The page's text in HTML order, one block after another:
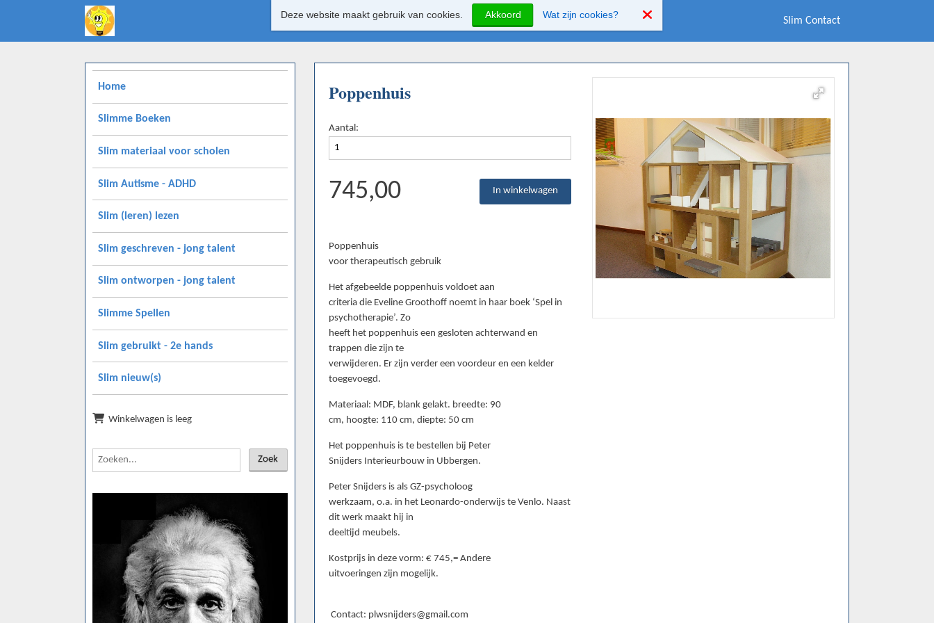
Slim Contact
Poppenhuis
Aantal:
745,00
Poppenhuis
voor therapeutisch gebruik
Het afgebeelde poppenhuis voldoet aan
criteria die Eveline Groothoff noemt in haar boek ‘Spel in
psychotherapie’. Zo
heeft het poppenhuis een gesloten achterwand en
trappen die zijn te
verwijderen. Er zijn verder een voordeur en een kelder
toegevoegd.
Materiaal: MDF, blank gelakt. breedte: 90
cm, hoogte: 110 cm, diepte: 50 cm
Het poppenhuis is te bestellen bij Peter
Snijders Interieurbouw in Ubbergen.
Peter Snijders is als GZ-psycholoog
werkzaam, o.a. in het Leonardo-onderwijs te Venlo. Naast
dit werk maakt hij in
deeltijd meubels.
Kostprijs in deze vorm: € 745,= Andere
uitvoeringen zijn mogelijk.
Contact: plwsnijders@gmail.com
Home
Slimme Boeken
Slim materiaal voor scholen
Slim Autisme - ADHD
Slim (leren) lezen
Slim geschreven - jong talent
Slim ontworpen - jong talent
Slimme Spellen
Slim gebruikt - 2e hands
Slim nieuw(s)
Winkelwagen is leeg
Deze website maakt gebruik van cookies. Akkoord Wat zijn cookies?